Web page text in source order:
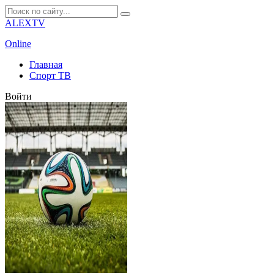
ALEXTV
Online
Главная
Спорт ТВ
Войти